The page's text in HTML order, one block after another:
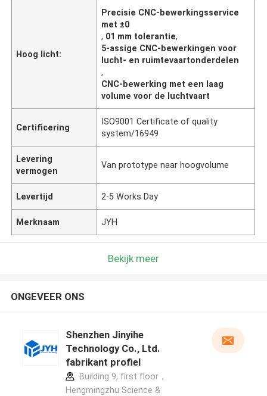
Hoog licht:
Precisie CNC-bewerkingsservice
met ±0
, 01 mm tolerantie,
5-assige CNC-bewerkingen voor
lucht- en ruimtevaartonderdelen
,
CNC-bewerking met een laag
volume voor de luchtvaart
Certificering
ISO9001 Certificate of quality
system/16949
Levering
vermogen
Van prototype naar hoogvolume
Levertijd 2-5 Works Day
Merknaam JYH
Bekijk meer
ONGEVEER ONS
Shenzhen Jinyihe
Technology Co., Ltd.
fabrikant profiel
Building 9, first floor，
Hengmingzhu Science &